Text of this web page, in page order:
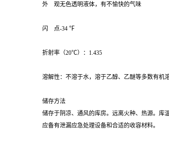
外 观无色透明液体，有不愉快的气味
闪 点-34 ℉
折射率（20℃）：1.435
溶解性：不溶于水，溶于乙醇、乙醚等多数有机
储存方法
储存于阴凉、通风的库房。远离火种、热源。库
应备有泄漏应急处理设备和合适的收容材料。